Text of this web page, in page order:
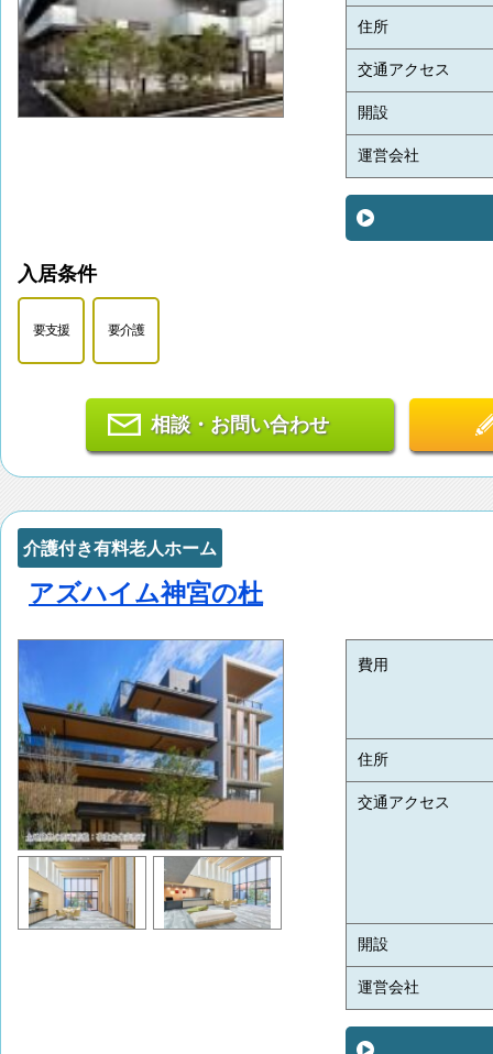
住所
交通アクセス
開設
運営会社
入居条件
要支援 要介護
相談・お問い合わせ
介護付き有料老人ホーム
アズハイム神宮の杜
費用
住所
交通アクセス
開設
運営会社